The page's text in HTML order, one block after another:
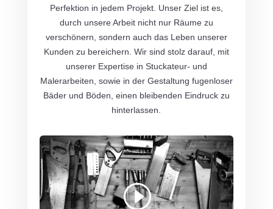
Perfektion in jedem Projekt. Unser Ziel ist es,
durch unsere Arbeit nicht nur Räume zu
verschönern, sondern auch das Leben unserer
Kunden zu bereichern. Wir sind stolz darauf, mit
unserer Expertise in Stuckateur- und
Malerarbeiten, sowie in der Gestaltung fugenloser
Bäder und Böden, einen bleibenden Eindruck zu
hinterlassen.
Mit dem Laden des Videos akzeptieren Sie
die Datenschutzerklärung von YouTube.
Mehr erfahren
Video laden